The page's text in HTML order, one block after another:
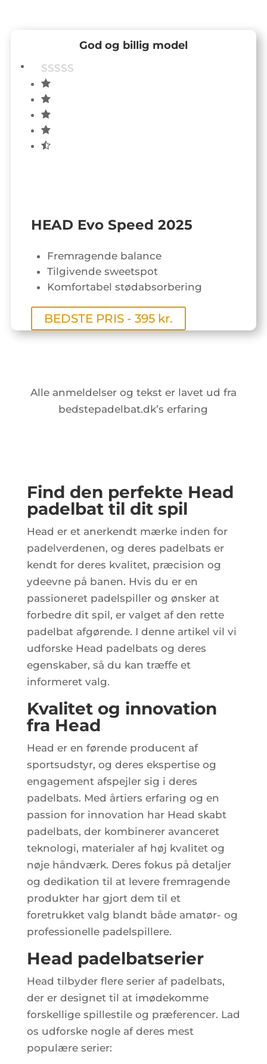
God og billig model
HEAD Evo Speed 2025
Fremragende balance
Tilgivende sweetspot
Komfortabel stødabsorbering
BEDSTE PRIS - 395 kr.
Alle anmeldelser og tekst er lavet ud fra
bedstepadelbat.dk’s erfaring
Find den perfekte Head
padelbat til dit spil
Head er et anerkendt mærke inden for
padelverdenen, og deres padelbats er
kendt for deres kvalitet, præcision og
ydeevne på banen. Hvis du er en
passioneret padelspiller og ønsker at
forbedre dit spil, er valget af den rette
padelbat afgørende. I denne artikel vil vi
udforske Head padelbats og deres
egenskaber, så du kan træffe et
informeret valg.
Kvalitet og innovation
fra Head
Head er en førende producent af
sportsudstyr, og deres ekspertise og
engagement afspejler sig i deres
padelbats. Med årtiers erfaring og en
passion for innovation har Head skabt
padelbats, der kombinerer avanceret
teknologi, materialer af høj kvalitet og
nøje håndværk. Deres fokus på detaljer
og dedikation til at levere fremragende
produkter har gjort dem til et
foretrukket valg blandt både amatør- og
professionelle padelspillere.
Head padelbatserier
Head tilbyder flere serier af padelbats,
der er designet til at imødekomme
forskellige spillestile og præferencer. Lad
os udforske nogle af deres mest
populære serier: